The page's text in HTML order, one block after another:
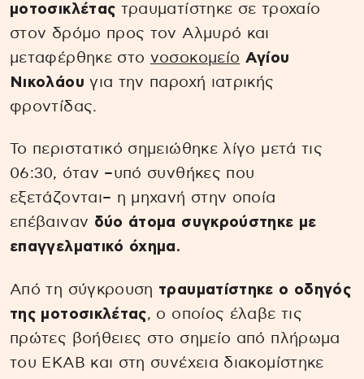
μοτοσικλέτας τραυματίστηκε σε τροχαίο
στον δρόμο προς τον Αλμυρό και
μεταφέρθηκε στο νοσοκομείο Αγίου
Νικολάου για την παροχή ιατρικής
φροντίδας.
Το περιστατικό σημειώθηκε λίγο μετά τις
06:30, όταν –υπό συνθήκες που
εξετάζονται– η μηχανή στην οποία
επέβαιναν δύο άτομα συγκρούστηκε με
επαγγελματικό όχημα.
Από τη σύγκρουση τραυματίστηκε ο οδηγός
της μοτοσικλέτας, ο οποίος έλαβε τις
πρώτες βοήθειες στο σημείο από πλήρωμα
του ΕΚΑΒ και στη συνέχεια διακομίστηκε